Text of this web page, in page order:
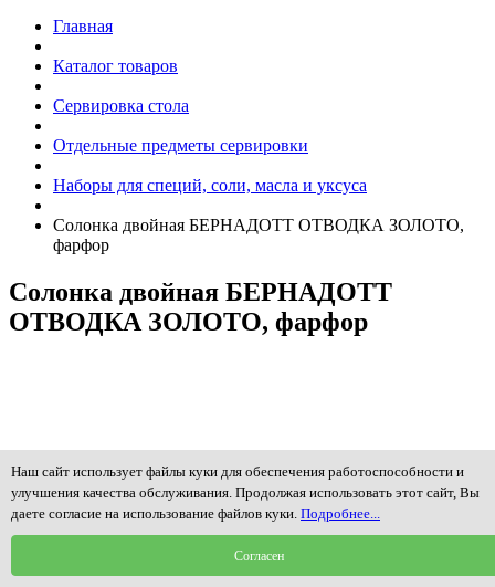
Главная
Каталог товаров
Сервировка стола
Отдельные предметы сервировки
Наборы для специй, соли, масла и уксуса
Солонка двойная БЕРНАДОТТ ОТВОДКА ЗОЛОТО,
фарфор
Солонка двойная БЕРНАДОТТ
ОТВОДКА ЗОЛОТО, фарфор
Наш сайт использует файлы куки для обеспечения работоспособности и
улучшения качества обслуживания. Продолжая использовать этот сайт, Вы
даете согласие на использование файлов куки. Подробнее...
Согласен